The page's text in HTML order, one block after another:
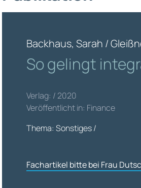
Backhaus, Sarah /
So gelingt
Verlag: / 2020
Veröffentlicht in: Finance
Thema: Sonstiges /
Fachartikel bitte bei Frau